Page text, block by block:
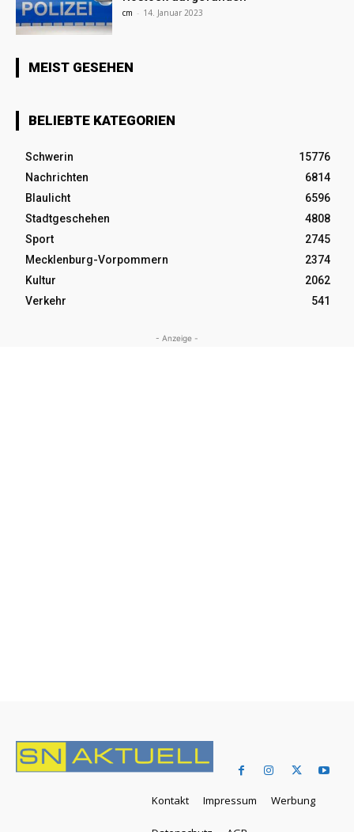
cm - 14. Januar 2023
MEIST GESEHEN
BELIEBTE KATEGORIEN
Schwerin
15776
Nachrichten
6814
Blaulicht
6596
Stadtgeschehen
4808
Sport
2745
Mecklenburg-Vorpommern
2374
Kultur
2062
Verkehr
541
- Anzeige -
Kontakt Impressum Werbung